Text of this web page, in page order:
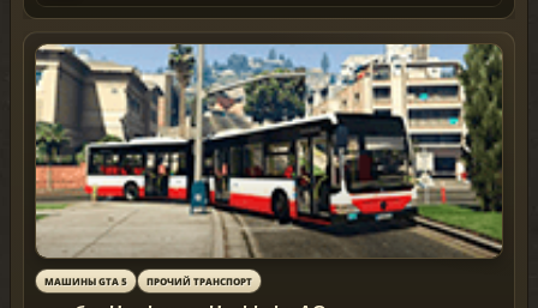
МАШИНЫ GTA 5 ПРОЧИЙ ТРАНСПОРТ